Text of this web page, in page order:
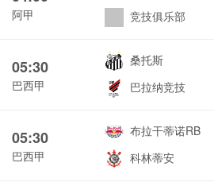
阿甲
竞技俱乐部
05:30
巴西甲
桑托斯
巴拉纳竞技
05:30
巴西甲
布拉干蒂诺RB
科林蒂安